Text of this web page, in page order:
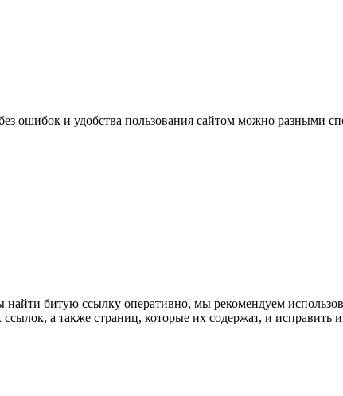
ошибок и удобства пользования сайтом можно разными
битую ссылку оперативно, мы рекомендуем
а также страниц, которые их содержат, и исправить